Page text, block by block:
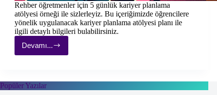
Rehber öğretmenler için 5 günlük kariyer planlama
atölyesi örneği ile sizlerleyiz. Bu içeriğimizde öğrencilere
yönelik uygulanacak kariyer planlama atölyesi planı ile
ilgili detaylı bilgileri bulabilirsiniz.
Devamı...
5
Günlük
Atölyesi
Uygulama
Popüler Yazılar